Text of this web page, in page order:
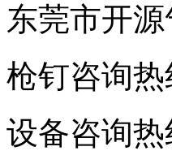
东莞市开
枪钉咨询热
设备咨询热